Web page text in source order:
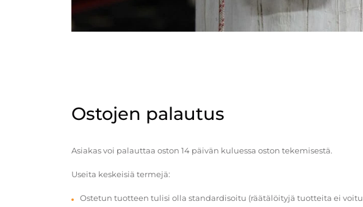
Ostojen palautus
Asiakas voi palauttaa oston 14 päivän kuluessa oston tekemisestä.
Useita keskeisiä termejä:
Ostetun tuotteen tulisi olla standardisoitu (räätälöityjä tuotteita ei voitu